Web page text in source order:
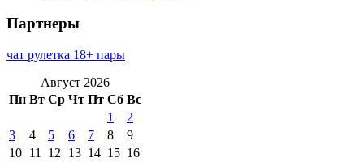
Партнеры
чат рулетка 18+ пары
Август 2026
Пн Вт Ср Чт Пт Сб Вс
1
2
3
4 5 6 7 8
9
10 11 12 13 14 15 16